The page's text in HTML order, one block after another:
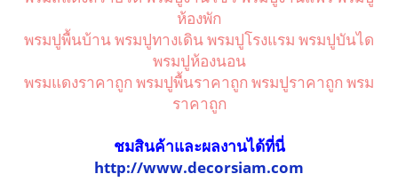
ห้องพัก
พรมปูพื้นบ้าน พรมปูทางเดิน พรมปูโรงแรม พรมปูบันได
พรมปูห้องนอน
พรมแดงราคาถูก พรมปูพื้นราคาถูก พรมปูราคาถูก พรม
ราคาถูก
ชมสินค้าและผลงานได้ที่นี่
http://www.decorsiam.com